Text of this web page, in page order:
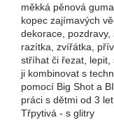
měkká pěnová
kopec zajímavých
dekorace,
razítka, zvířátka,
stříhat či řezat,
ji kombinovat s
pomocí Big Shot a
práci s dětmi od 3
Třpytivá - s glitry